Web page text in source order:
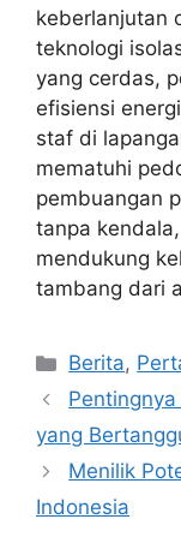
keberlanjutan
teknologi
yang cerdas,
efisiensi
staf di
mematuhi
pembuangan
tanpa
mendukung
tambang dari
Kategori
Berita,
yang
Menilik
Indonesia